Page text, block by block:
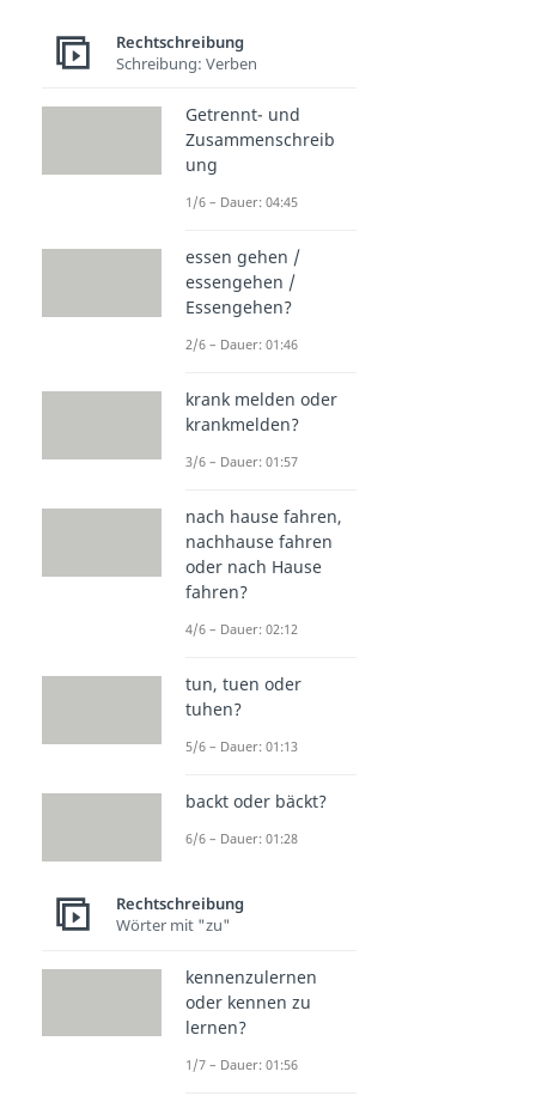
Rechtschreibung
Schreibung: Verben
Getrennt- und
Zusammenschreib
ung
1/6 – Dauer: 04:45
essen gehen /
essengehen /
Essengehen?
2/6 – Dauer: 01:46
krank melden oder
krankmelden?
3/6 – Dauer: 01:57
nach hause fahren,
nachhause fahren
oder nach Hause
fahren?
4/6 – Dauer: 02:12
tun, tuen oder
tuhen?
5/6 – Dauer: 01:13
backt oder bäckt?
6/6 – Dauer: 01:28
Rechtschreibung
Wörter mit "zu"
kennenzulernen
oder kennen zu
lernen?
1/7 – Dauer: 01:56